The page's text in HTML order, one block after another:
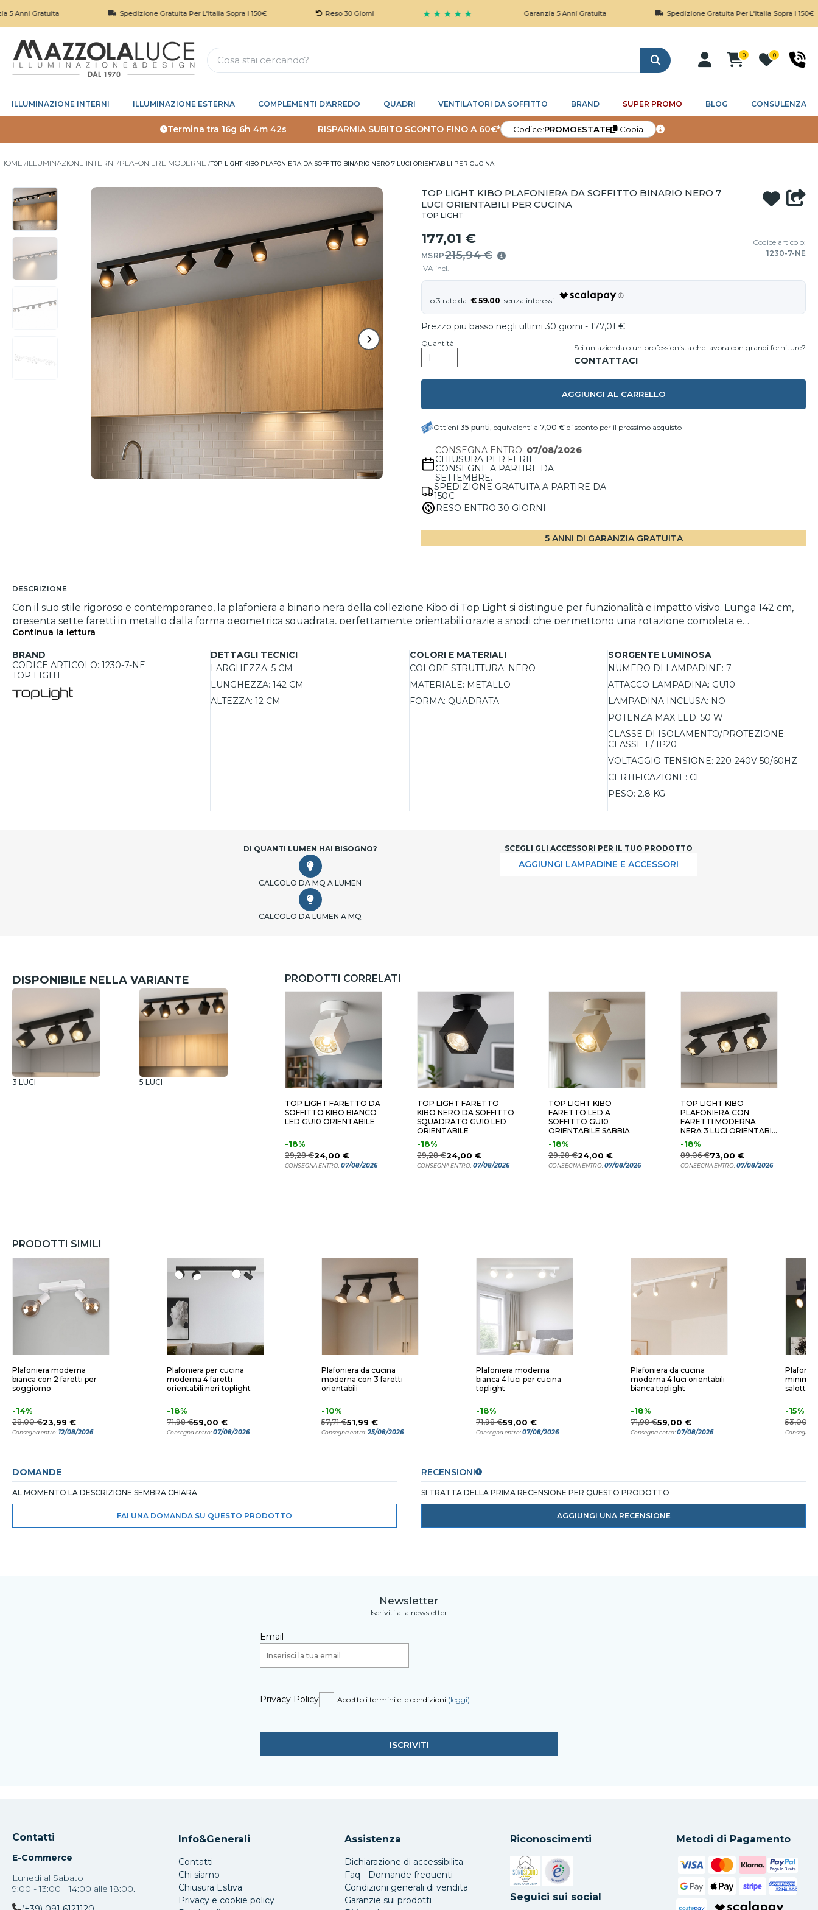
Spedizione Gratuita Per L'Italia Sopra I 150€ Reso 30 Giorni ★ ★ ★ ★ ★ Garanzia 5 Anni Gratuita Spedizione Gratuita Per L'Italia Sopra I 150€
Cerca
0 0
ILLUMINAZIONE INTERNI ILLUMINAZIONE ESTERNA COMPLEMENTI D'ARREDO QUADRI VENTILATORI DA SOFFITTO BRAND SUPER PROMO BLOG CONSULENZA
Termina tra16g 6h 4m 41s RISPARMIA SUBITO SCONTO FINO A 60€* Codice:PROMOESTATE Copia
HOME ILLUMINAZIONE INTERNI PLAFONIERE MODERNE TOP LIGHT KIBO PLAFONIERA DA SOFFITTO BINARIO NERO 7 LUCI ORIENTABILI PER CUCINA
TOP LIGHT KIBO PLAFONIERA DA SOFFITTO BINARIO NERO 7
LUCI ORIENTABILI PER CUCINA
TOP LIGHT
177,01 €
MSRP215,94 €
IVA incl.
Codice articolo:
1230-7-NE
€ 59.00
Prezzo piu basso negli ultimi 30 giorni - 177,01 €
Quantità Sei un'azienda o un professionista che lavora con grandi forniture?
AGGIUNGI AL CARRELLO
Ottieni 35 punti, equivalenti a 7,00 € di sconto per il prossimo acquisto
CONSEGNA ENTRO: 07/08/2026
CHIUSURA PER FERIE:
CONSEGNE A PARTIRE DA
SETTEMBRE.
SPEDIZIONE GRATUITA A PARTIRE DA
150€
RESO ENTRO 30 GIORNI
5 ANNI DI GARANZIA GRATUITA
DESCRIZIONE
Con il suo stile rigoroso e contemporaneo, la plafoniera a binario nera della collezione Kibo di Top Light si distingue per funzionalità e impatto visivo. Lunga 142 cm,
presenta sette faretti in metallo dalla forma geometrica squadrata, perfettamente orientabili grazie a snodi che permettono una rotazione completa e
un’inclinazione precisa. Questa caratteristica la rende particolarmente apprezzata per l’illuminazione mirata: è possibile dirigere ogni fascio di luce dove realmente
necessario. Ideale per ambienti domestici come soggiorni, cucine, salotti e corridoi, si presta anche all’installazione in serie e garantisce una facile sostituzione delle
sorgenti grazie all’attacco GU10.
Continua la lettura
BRAND
CODICE ARTICOLO: 1230-7-NE
TOP LIGHT
DETTAGLI TECNICI
LARGHEZZA: 5 CM
LUNGHEZZA: 142 CM
ALTEZZA: 12 CM
COLORI E MATERIALI
COLORE STRUTTURA: NERO
MATERIALE: METALLO
FORMA: QUADRATA
SORGENTE LUMINOSA
NUMERO DI LAMPADINE: 7
ATTACCO LAMPADINA: GU10
LAMPADINA INCLUSA: NO
POTENZA MAX LED: 50 W
CLASSE DI ISOLAMENTO/PROTEZIONE:
CLASSE I / IP20
VOLTAGGIO-TENSIONE: 220-240V 50/60HZ
CERTIFICAZIONE: CE
PESO: 2.8 KG
DI QUANTI LUMEN HAI BISOGNO?
CALCOLO DA MQ A LUMEN
CALCOLO DA LUMEN A MQ
SCEGLI GLI ACCESSORI PER IL TUO PRODOTTO
AGGIUNGI LAMPADINE E ACCESSORI
DISPONIBILE NELLA VARIANTE
3 LUCI 5 LUCI 7 LUCI
PRODOTTI CORRELATI
TOP LIGHT FARETTO DA
SOFFITTO KIBO BIANCO
LED GU10 ORIENTABILE
-18%
29,28 €24,00 €
CONSEGNA ENTRO:07/08/2026
TOP LIGHT FARETTO
KIBO NERO DA SOFFITTO
SQUADRATO GU10 LED
ORIENTABILE
-18%
29,28 €24,00 €
CONSEGNA ENTRO:07/08/2026
TOP LIGHT KIBO
FARETTO LED A
SOFFITTO GU10
ORIENTABILE SABBIA
-18%
29,28 €24,00 €
CONSEGNA ENTRO:07/08/2026
TOP LIGHT KIBO
PLAFONIERA CON
FARETTI MODERNA
NERA 3 LUCI ORIENTABILI
GU10
-18%
89,06 €73,00 €
CONSEGNA ENTRO:07/08/2026
PRODOTTI SIMILI
Plafoniera moderna
bianca con 2 faretti per
soggiorno
-14%
28,00 €23,99 €
Consegna entro:12/08/2026
Plafoniera per cucina
moderna 4 faretti
orientabili neri toplight
-18%
71,98 €59,00 €
Consegna entro:07/08/2026
Plafoniera da cucina
moderna con 3 faretti
orientabili
-10%
57,71 €51,99 €
Consegna entro:25/08/2026
Plafoniera moderna
bianca 4 luci per cucina
toplight
-18%
71,98 €59,00 €
Consegna entro:07/08/2026
Plafoniera da cucina
moderna 4 luci orientabili
bianca toplight
-18%
71,98 €59,00 €
Consegna entro:07/08/2026
minimal
salotto
-15%
53,00 €
Consegna
DOMANDE
AL MOMENTO LA DESCRIZIONE SEMBRA CHIARA
FAI UNA DOMANDA SU QUESTO PRODOTTO
RECENSIONI
SI TRATTA DELLA PRIMA RECENSIONE PER QUESTO PRODOTTO
AGGIUNGI UNA RECENSIONE
Newsletter
Iscriviti alla newsletter
Email
Privacy Policy Accetto i termini e le condizioni (leggi)
Contatti
E-Commerce
Lunedì al Sabato
9:00 - 13:00 | 14:00 alle 18:00.
Info&Generali
Contatti
Chi siamo
Chiusura Estiva
Privacy e cookie policy
Assistenza
Dichiarazione di accessibilita
Faq - Domande frequenti
Condizioni generali di vendita
Garanzie sui prodotti
Riconoscimenti
Si apre in una nuova scheda
Si apre in una nuova scheda
Seguici sui social
Metodi di Pagamento
postepay